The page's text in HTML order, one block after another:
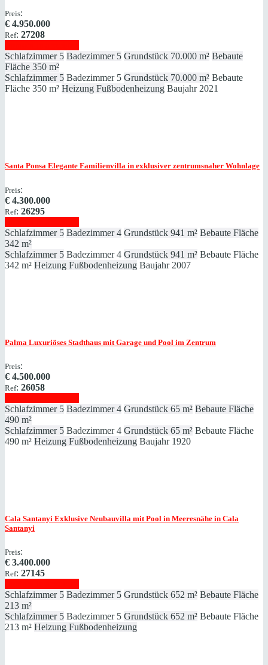
Preis:
€ 4.950.000
Ref: 27208
Schlafzimmer 5 Badezimmer 5 Grundstück 70.000 m² Bebaute
Fläche 350 m²
Schlafzimmer 5 Badezimmer 5 Grundstück 70.000 m² Bebaute
Fläche 350 m² Heizung Fußbodenheizung Baujahr 2021
Santa Ponsa Elegante Familienvilla in exklusiver zentrumsnaher Wohnlage
Preis:
€ 4.300.000
Ref: 26295
Schlafzimmer 5 Badezimmer 4 Grundstück 941 m² Bebaute Fläche
342 m²
Schlafzimmer 5 Badezimmer 4 Grundstück 941 m² Bebaute Fläche
342 m² Heizung Fußbodenheizung Baujahr 2007
Palma Luxuriöses Stadthaus mit Garage und Pool im Zentrum
Preis:
€ 4.500.000
Ref: 26058
Schlafzimmer 5 Badezimmer 4 Grundstück 65 m² Bebaute Fläche
490 m²
Schlafzimmer 5 Badezimmer 4 Grundstück 65 m² Bebaute Fläche
490 m² Heizung Fußbodenheizung Baujahr 1920
Cala Santanyi Exklusive Neubauvilla mit Pool in Meeresnähe in Cala
Santanyi
Preis:
€ 3.400.000
Ref: 27145
Schlafzimmer 5 Badezimmer 5 Grundstück 652 m² Bebaute Fläche
213 m²
Schlafzimmer 5 Badezimmer 5 Grundstück 652 m² Bebaute Fläche
213 m² Heizung Fußbodenheizung